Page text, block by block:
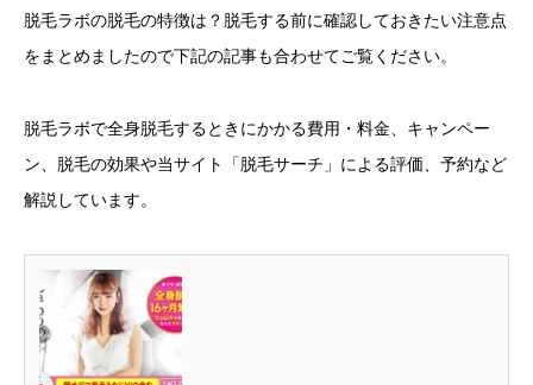
脱毛ラボの脱毛の特徴は？脱毛する前に確認しておきたい注意点
をまとめましたので下記の記事も合わせてご覧ください。
脱毛ラボで全身脱毛するときにかかる費用・料金、キャンペー
ン、脱毛の効果や当サイト「脱毛サーチ」による評価、予約など
解説しています。